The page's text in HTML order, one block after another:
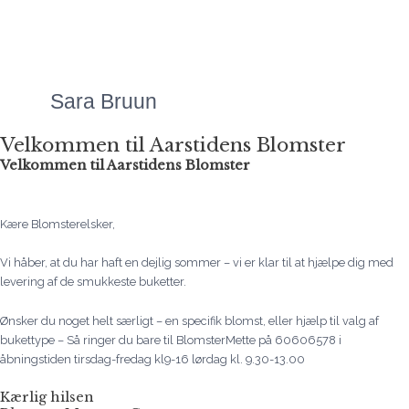
Sara Bruun
Velkommen til Aarstidens Blomster
Velkommen til Aarstidens Blomster
Kære Blomsterelsker,
Vi håber, at du har haft en dejlig sommer – vi er klar til at hjælpe dig med
levering af de smukkeste buketter.
Ønsker du noget helt særligt – en specifik blomst, eller hjælp til valg af
bukettype – Så ringer du bare til BlomsterMette på 60606578 i
åbningstiden tirsdag-fredag kl9-16 lørdag kl. 9.30-13.00
Kærlig hilsen